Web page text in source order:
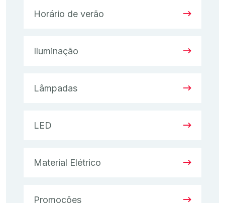
Horário de verão
Iluminação
Lâmpadas
LED
Material Elétrico
Promoções